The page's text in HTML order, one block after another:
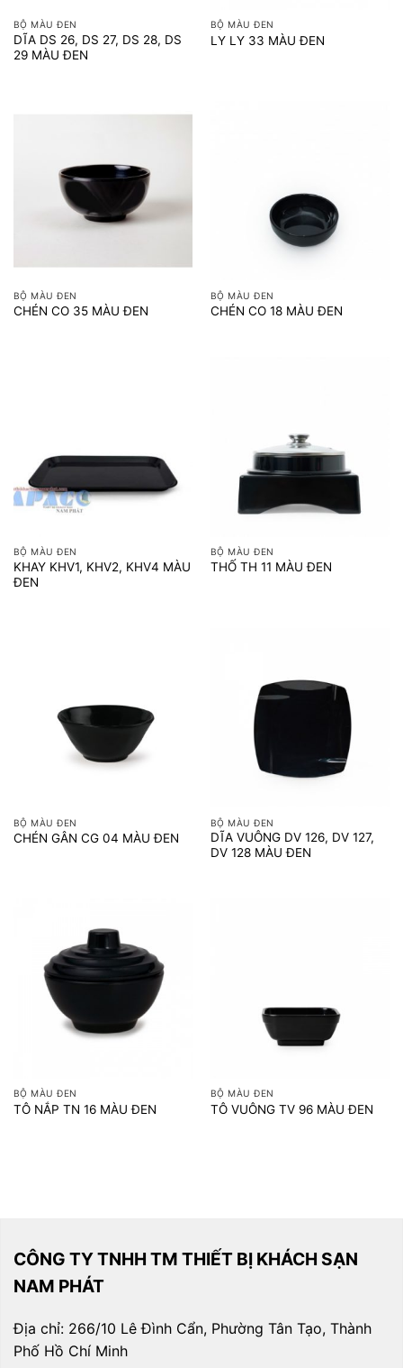
BỘ MÀU ĐEN
DĨA DS 26, DS 27, DS 28, DS
29 MÀU ĐEN
BỘ MÀU ĐEN
LY LY 33 MÀU ĐEN
BỘ MÀU ĐEN
CHÉN CO 35 MÀU ĐEN
BỘ MÀU ĐEN
CHÉN CO 18 MÀU ĐEN
BỘ MÀU ĐEN
KHAY KHV1, KHV2, KHV4 MÀU
ĐEN
BỘ MÀU ĐEN
THỐ TH 11 MÀU ĐEN
BỘ MÀU ĐEN
CHÉN GÂN CG 04 MÀU ĐEN
BỘ MÀU ĐEN
DĨA VUÔNG DV 126, DV 127,
DV 128 MÀU ĐEN
BỘ MÀU ĐEN
TÔ NẮP TN 16 MÀU ĐEN
BỘ MÀU ĐEN
TÔ VUÔNG TV 96 MÀU ĐEN
CÔNG TY TNHH TM THIẾT BỊ KHÁCH SẠN
NAM PHÁT
Địa chỉ: 266/10 Lê Đình Cẩn, Phường Tân Tạo, Thành
Phố Hồ Chí Minh